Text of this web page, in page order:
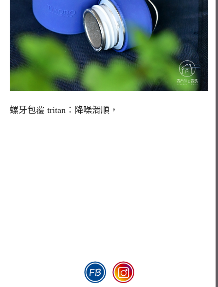
螺牙包覆 tritan：降噪滑順，